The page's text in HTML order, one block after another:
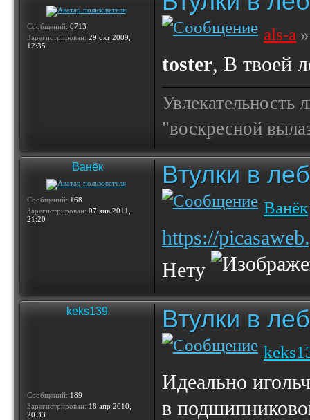
Сообщений: 6713
Зарегистрирован: 29 окт 2009,
12:35
als-a
toster, В твоей
Увлекательность
"воскресной
Ванёк
Сообщений: 168
Зарегистрирован: 07 янв 2011,
21:20
Втулки в
Ванёк
https://
Нету
keks139
Сообщений: 189
Зарегистрирован: 18 апр 2010,
20:33
Втулки в
Идеально
в